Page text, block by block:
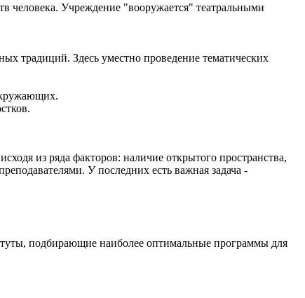
человека. Учреждение "вооружается" театральными
традиций. Здесь уместно проведение тематических
из ряда факторов: наличие открытого пространства,
У последних есть важная задача -
подбирающие наиболее оптимальные программы для